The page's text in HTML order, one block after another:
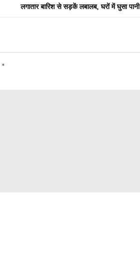
लगातार बारिश से सड़कें लबालब, घरों में घुसा पानी
*